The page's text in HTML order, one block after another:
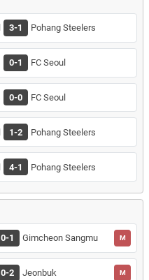
3-1 Pohang Steelers
0-1 FC Seoul
0-0 FC Seoul
1-2 Pohang Steelers
4-1 Pohang Steelers
0-1 Gimcheon Sangmu M
0-2 Jeonbuk M